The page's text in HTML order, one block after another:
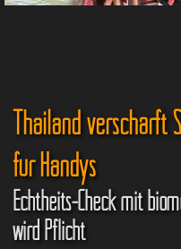
Thailand verschärft
für Handys
Echtheits-Check mit
wird Pflicht